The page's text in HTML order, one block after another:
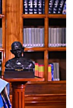
साल
सरकारी
सेवा
जरूरी!
फिर
ही
कर
सकेंगे
PG,
उत्तराखंड